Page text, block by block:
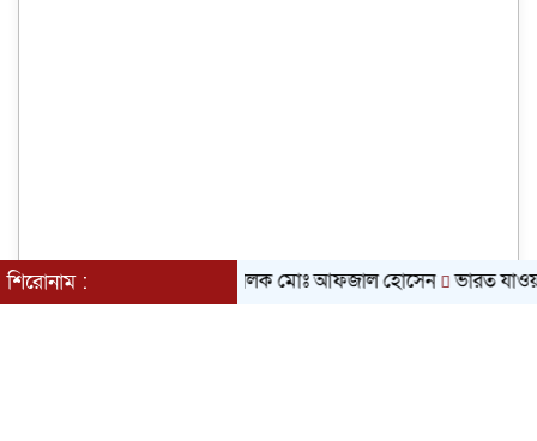
শিরোনাম :রেলওয়ের মহাপরিচালক মোঃ আফজাল হোসেন ভারত যাওয়ার সময়